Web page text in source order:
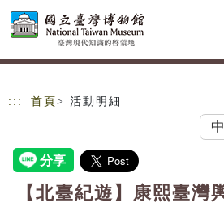
跳到主要內容
網站導覽
::: 首頁 > 活動明細
中文
【北臺紀遊】康熙臺灣